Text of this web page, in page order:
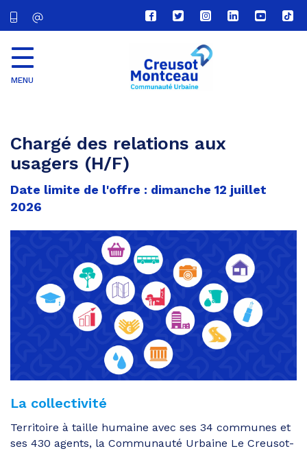
Lien
vers
compte
Facebook
Lien
vers
compte
Twitter
Lien
vers
le
compte
Lien
vers
Lien
vers
Lien
vers
MENU
Chargé des relations aux
usagers (H/F)
Date limite de l'offre : dimanche 12 juillet
2026
La collectivité
Territoire à taille humaine avec ses 34 communes et
ses 430 agents, la Communauté Urbaine Le Creusot-